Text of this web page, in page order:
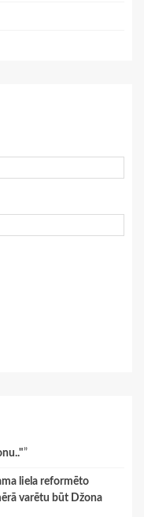
”
liela reformēto
varētu būt Džona